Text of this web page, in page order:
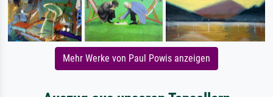
Mehr Werke von Paul Powis anzeigen